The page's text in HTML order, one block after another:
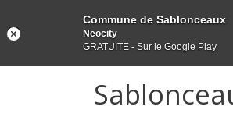
Commune de Sablonceaux
Neocity
GRATUITE - Sur le Google Play